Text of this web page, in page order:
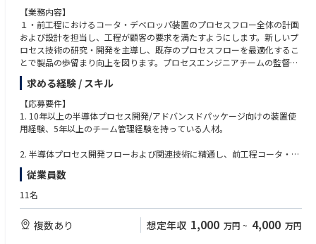
【業務内容】
１・前工程におけるコータ・デベロッパ装置のプロセスフロー全体の計画
および設計を担当し、工程が顧客の要求を満たすようにします。新しいプ
ロセス技術の研究・開発を主導し、既存のプロセスフローを最適化するこ
とで製品の歩留まり向上を図ります。プロセスエンジニアチームの監督・
指導を行い、プロセスの研究・検証を通じて技術の実現可能性と安定性を
確保します。
２・プロセス開発プロジェクトの全体計画および管理を担当し、プロジェ
クト計画の策定、進捗管理を行い、品質を確保しながら予定通りの完了を
策定して技術力の向上を図ります。トレーニング計画の立案・実施を通じ
て、チームが最新のプロセス技術や手法を習得できるよう支援します。チ
ームのイノベーション力を高め、技術革新とベストプラクティスの推進を
求める経験 / スキル
【応募要件】
1. 10年以上の半導体プロセス開発/アドバンスドパッケージ向けの装置使
用経験、5年以上のチーム管理経験を持っている人材。
2. 半導体プロセス開発フローおよび関連技術に精通し、前工程コータ・デ
ベロッパ装置のプロセス技術と最適化方法に精通し、優れた障害診断と解
決能力を持ち、技術的な課題を効率的に処理できる人材。
適応でき、継続的な学習と自己向上の能力があり、業界の最新技術動向に
注目し、研究開発者をエンパワーメントする人材。
従業員数
11名
複数あり 想定年収 1,000 万円 ~ 4,000 万円